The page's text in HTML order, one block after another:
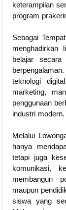
keterampilan
program
Sebagai
menghadirkan
belajar secara
teknologi
marketing,
penggunaan
industri modern.
Melalui
hanya
tetapi juga
komunikasi,
membangun
maupun
siswa yang